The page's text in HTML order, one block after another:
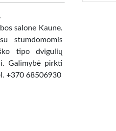
salone Kaune.
stumdomomis
tipo dvigulių
Galimybė pirkti
+370 68506930